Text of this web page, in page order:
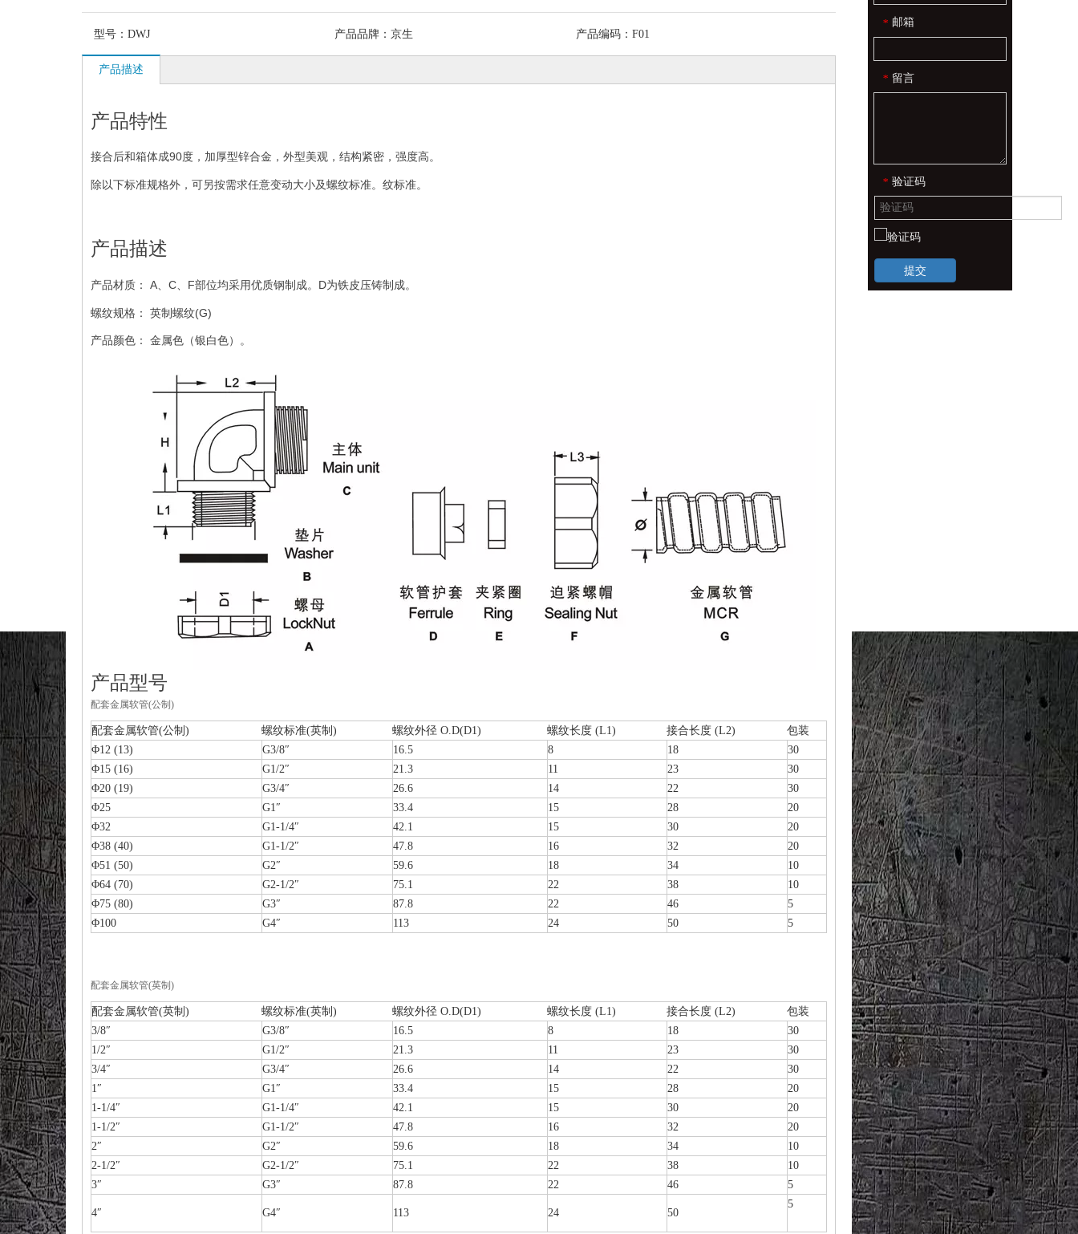
型号： DWJ 产品品牌：京生 产品编码： F01
产品描述
产品特性
接合后和箱体成90度，加厚型锌合金，外型美观，结构紧密，强度高。
除以下标准规格外，可另按需求任意变动大小及螺纹标准。纹标准。
产品描述
产品材质： A、C、F部位均采用优质钢制成。D为铁皮压铸制成。
螺纹规格： 英制螺纹(G)
产品颜色： 金属色（银白色）。
产品型号
配套金属软管(公制)
配套金属软管(公制) 螺纹标准(英制) 螺纹外径 O.D(D1) 螺纹长度 (L1) 接合长度 (L2)
包装
Φ12 (13)
G3/8″ 16.5 8 18
30
Φ15 (16)
G1/2″ 21.3 11 23
30
Φ20 (19)
G3/4″ 26.6 14 22
30
Φ25
G1″ 33.4 15 28
20
Φ32
G1-1/4″ 42.1 15 30
20
Φ38 (40)
G1-1/2″ 47.8 16 32
20
Φ51 (50)
G2″ 59.6 18 34
10
Φ64 (70)
G2-1/2″ 75.1 22 38
10
Φ75 (80)
G3″ 87.8 22 46
5
Φ100
G4″ 113 24 50 5
配套金属软管(英制)
配套金属软管(英制) 螺纹标准(英制) 螺纹外径 O.D(D1) 螺纹长度 (L1) 接合长度 (L2)
包装
3/8″
G3/8″ 16.5 8 18
30
1/2″
G1/2″ 21.3 11 23
30
3/4″
G3/4″ 26.6 14 22
30
1″
G1″ 33.4 15 28
20
1-1/4″
G1-1/4″ 42.1 15 30
20
1-1/2″
G1-1/2″ 47.8 16 32
20
2″
G2″ 59.6 18 34
10
2-1/2″
G2-1/2″ 75.1 22 38
10
3″
G3″ 87.8 22 46 5
4″ G4″ 113 24 50
5
* 邮箱
* 留言
* 验证码
提交